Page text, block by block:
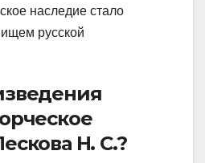
наследие стало
русской
Н. С.?